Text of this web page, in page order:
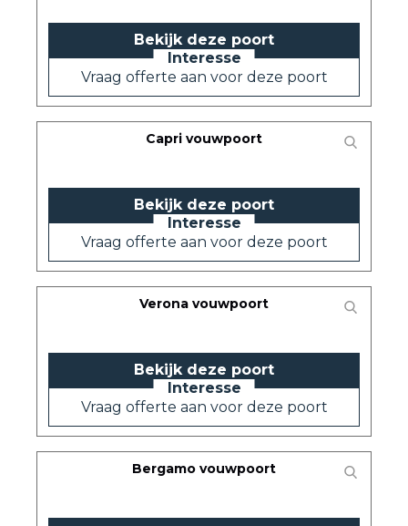
Bekijk deze poort
Vraag offerte aan voor deze poort
Capri vouwpoort
Bekijk deze poort
Vraag offerte aan voor deze poort
Verona vouwpoort
Bekijk deze poort
Vraag offerte aan voor deze poort
Bergamo vouwpoort